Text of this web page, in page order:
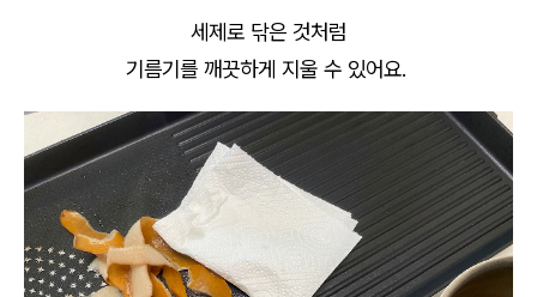
세제로 닦은 것처럼
기름기를 깨끗하게 지울 수 있어요.